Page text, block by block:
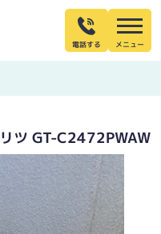
電話する
ツ GT-C2472PWAW